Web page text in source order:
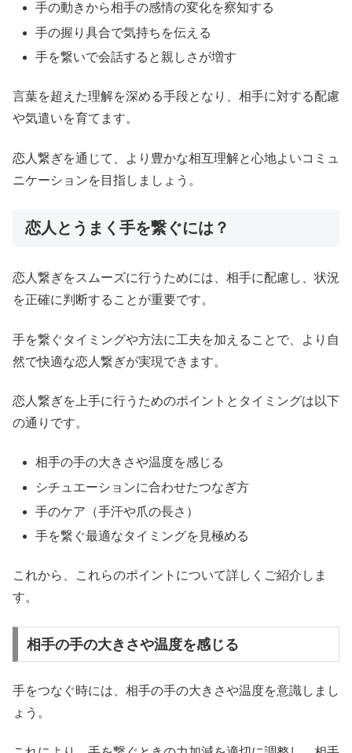
手の動きから相手の感情の変化を察知する
手の握り具合で気持ちを伝える
手を繋いで会話すると親しさが増す
言葉を超えた理解を深める手段となり、相手に対する配慮
や気遣いを育てます。
恋人繋ぎを通じて、より豊かな相互理解と心地よいコミュ
ニケーションを目指しましょう。
恋人とうまく手を繋ぐには？
恋人繋ぎをスムーズに行うためには、相手に配慮し、状況
を正確に判断することが重要です。
手を繋ぐタイミングや方法に工夫を加えることで、より自
然で快適な恋人繋ぎが実現できます。
恋人繋ぎを上手に行うためのポイントとタイミングは以下
の通りです。
相手の手の大きさや温度を感じる
シチュエーションに合わせたつなぎ方
手のケア（手汗や爪の長さ）
手を繋ぐ最適なタイミングを見極める
これから、これらのポイントについて詳しくご紹介しま
す。
相手の手の大きさや温度を感じる
手をつなぐ時には、相手の手の大きさや温度を意識しまし
ょう。